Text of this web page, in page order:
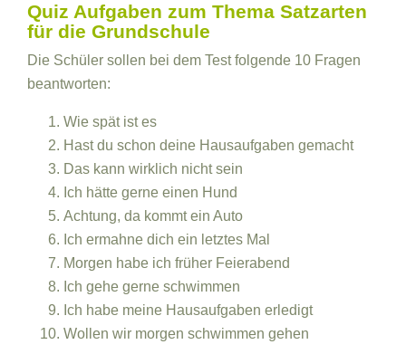
Quiz Aufgaben zum Thema Satzarten
für die Grundschule
Die Schüler sollen bei dem Test folgende 10 Fragen
beantworten:
Wie spät ist es
Hast du schon deine Hausaufgaben gemacht
Das kann wirklich nicht sein
Ich hätte gerne einen Hund
Achtung, da kommt ein Auto
Ich ermahne dich ein letztes Mal
Morgen habe ich früher Feierabend
Ich gehe gerne schwimmen
Ich habe meine Hausaufgaben erledigt
Wollen wir morgen schwimmen gehen